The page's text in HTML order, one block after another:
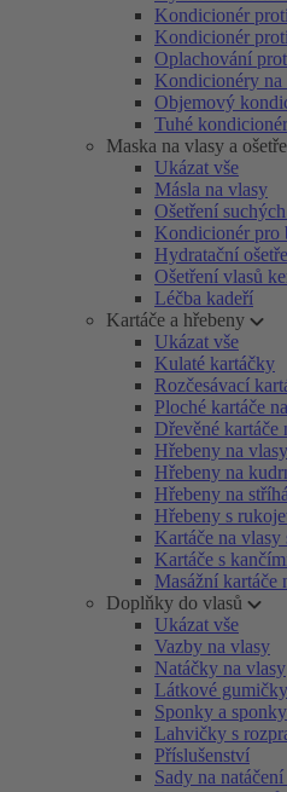
Kondicionér
Kondicionér
Oplachování
Kondicionéry na
Objemový
Tuhé
Maska na vlasy a
Ukázat vše
Másla na vlasy
Ošetření
Kondicionér pro
Hydratační
Ošetření vlasů
Léčba kadeří
Kartáče a hřebeny
Ukázat vše
Kulaté kartáčky
Rozčesávací
Ploché kartáče
Dřevěné kartáče
Hřebeny na vlasy
Hřebeny na
Hřebeny na
Hřebeny s
Kartáče na vlasy
Kartáče s
Masážní kartáče
Doplňky do vlasů
Ukázat vše
Vazby na vlasy
Natáčky na vlasy
Látkové
Sponky a
Lahvičky s
Příslušenství
Sady na